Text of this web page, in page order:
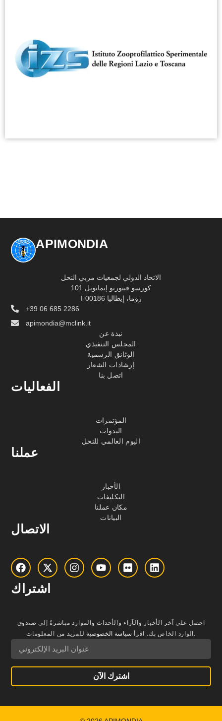
APIMONDIA
الاتحاد الدولي لجمعيات مربي النحل
كورسو فيتوريو إيمانويل 101
I-00186 روما، إيطاليا
+39 06 685 2286
apimondia@mclink.it
نبذة عن
المجلس التنفيذي
الوثائق الرسمية
إرشادات الشعار
اتصل بنا
الفعاليات
المؤتمرات
الندوات
اليوم العالمي للنحل
عملنا
الأخبار
التكليفات
مكان عملنا
البيانات
الاتصال
اشتراك
احصل على آخر الأخبار والآراء والأحداث والموارد مباشرةً إلى صندوق
الوارد الخاص بك.
اقرأ سياسة الخصوصية للمزيد من المعلومات.
اشترك الآن